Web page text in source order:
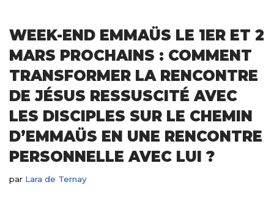
WEEK-END EMMAÜS LE 1ER ET 2
MARS PROCHAINS : COMMENT
TRANSFORMER LA RENCONTRE
DE JÉSUS RESSUSCITÉ AVEC
LES DISCIPLES SUR LE CHEMIN
D’EMMAÜS EN UNE RENCONTRE
PERSONNELLE AVEC LUI ?
par Lara de Ternay